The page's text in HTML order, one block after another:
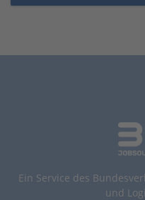
Ein Service des
und